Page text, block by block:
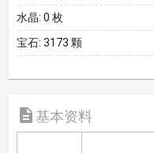
水晶: 0 枚
宝石: 3173 颗
 基本资料